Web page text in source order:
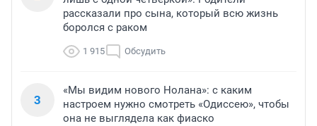
рассказали про сына, который всю жизнь
боролся с раком
1 915 Обсудить
3
«Мы видим нового Нолана»: с каким
настроем нужно смотреть «Одиссею», чтобы
она не выглядела как фиаско